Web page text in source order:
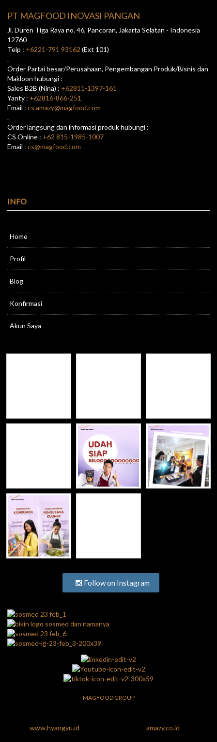
PT MAGFOOD INOVASI PANGAN
Jl. Duren Tiga Raya no. 46, Pancoran, Jakarta Selatan - Indonesia
12760
Telp : +6221-791 93162 (Ext 101)
.
Order Partai besar/Perusahaan, Pengembangan Produk/Bisnis dan
Makloon hubungi :
Sales B2B (Nina) : +62811-1397-161
Yanty : +62816-866-251
Email : cs.amazy@magfood.com
.
Order langsung dan informasi produk hubungi :
CS Online : +62 815-1985-1007
Email : cs@magfood.com
INFO
Home
Profil
Blog
Konfirmasi
Akun Saya
Follow on Instagram
MAGFOOD GROUP
www.hyangyu.id amazy.co.id